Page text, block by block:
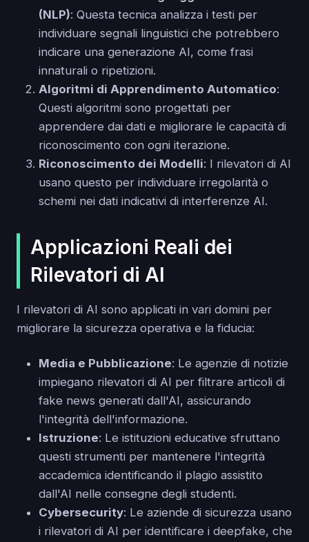
(NLP): Questa tecnica analizza i testi per
individuare segnali linguistici che potrebbero
indicare una generazione AI, come frasi
innaturali o ripetizioni.
Algoritmi di Apprendimento Automatico:
Questi algoritmi sono progettati per
apprendere dai dati e migliorare le capacità di
riconoscimento con ogni iterazione.
Riconoscimento dei Modelli: I rilevatori di AI
usano questo per individuare irregolarità o
schemi nei dati indicativi di interferenze AI.
Applicazioni Reali dei
Rilevatori di AI
I rilevatori di AI sono applicati in vari domini per
migliorare la sicurezza operativa e la fiducia:
Media e Pubblicazione: Le agenzie di notizie
impiegano rilevatori di AI per filtrare articoli di
fake news generati dall'AI, assicurando
l'integrità dell'informazione.
Istruzione: Le istituzioni educative sfruttano
questi strumenti per mantenere l'integrità
accademica identificando il plagio assistito
dall'AI nelle consegne degli studenti.
Cybersecurity: Le aziende di sicurezza usano
i rilevatori di AI per identificare i deepfake, che